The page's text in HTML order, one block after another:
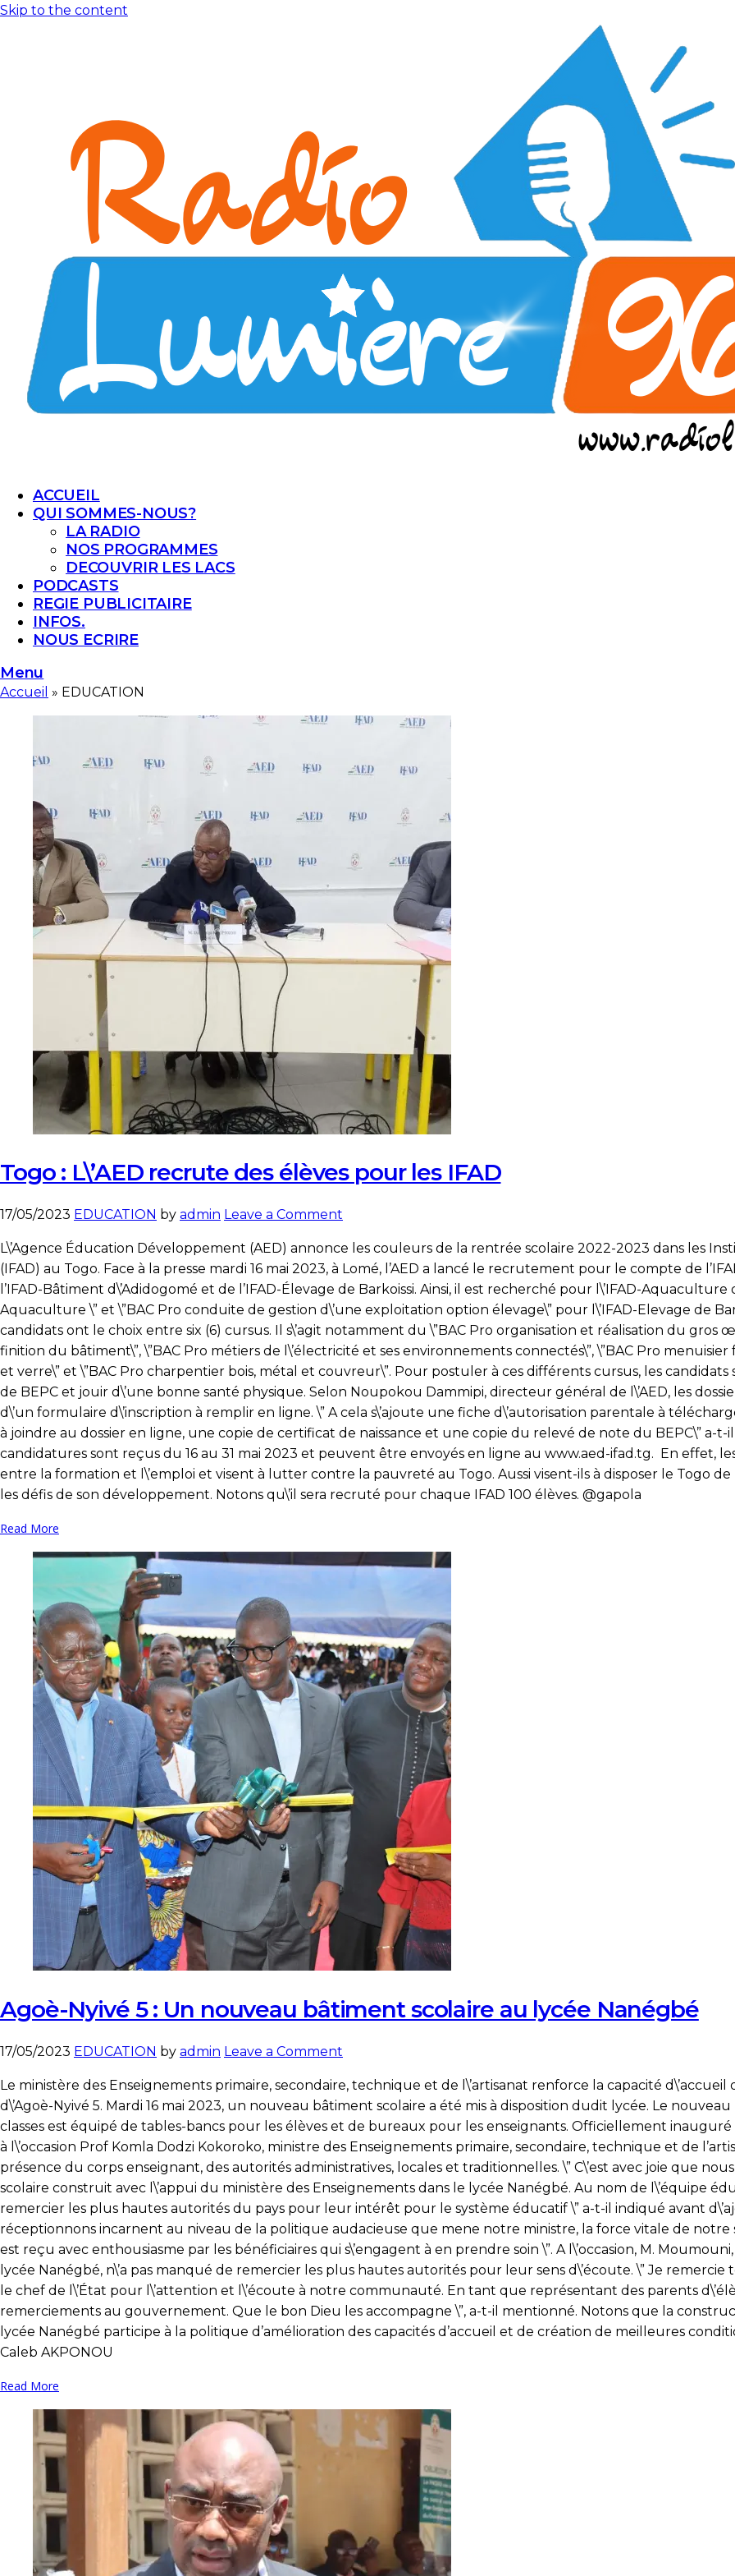
Skip to the content
ACCUEIL
QUI SOMMES-NOUS?
LA RADIO
NOS PROGRAMMES
DECOUVRIR LES LACS
PODCASTS
REGIE PUBLICITAIRE
INFOS.
NOUS ECRIRE
Menu
Accueil » EDUCATION
Togo : L\’AED recrute des élèves pour les IFAD
17/05/2023 EDUCATION by admin Leave a Comment
:
L\’AED
recrute
des
élèves
pour
les
IFAD
L\’Agence Éducation Développement (AED) annonce les couleurs de la rentrée scolaire 2022-2023 dans les
(IFAD) au Togo. Face à la presse mardi 16 mai 2023, à Lomé, l’AED a lancé le recrutement pour le compte de
l’IFAD-Bâtiment d\’Adidogomé et de l’IFAD-Élevage de Barkoissi. Ainsi, il est recherché pour l\’IFAD-Aquaculture
Aquaculture \” et \”BAC Pro conduite de gestion d\’une exploitation option élevage\” pour l\’IFAD-Elevage de
candidats ont le choix entre six (6) cursus. Il s\’agit notamment du \”BAC Pro organisation et réalisation du gros
finition du bâtiment\”, \”BAC Pro métiers de l\’électricité et ses environnements connectés\”, \”BAC Pro
et verre\” et \”BAC Pro charpentier bois, métal et couvreur\”. Pour postuler à ces différents cursus, les
de BEPC et jouir d\’une bonne santé physique. Selon Noupokou Dammipi, directeur général de l\’AED, les
d\’un formulaire d\’inscription à remplir en ligne. \” A cela s\’ajoute une fiche d\’autorisation parentale à
à joindre au dossier en ligne, une copie de certificat de naissance et une copie du relevé de note du BEPC\” a-t-
candidatures sont reçus du 16 au 31 mai 2023 et peuvent être envoyés en ligne au www.aed-ifad.tg. En effet,
entre la formation et l\’emploi et visent à lutter contre la pauvreté au Togo. Aussi visent-ils à disposer le Togo
les défis de son développement. Notons qu\’il sera recruté pour chaque IFAD 100 élèves. @gapola
Read More
Agoè-Nyivé 5 : Un nouveau bâtiment scolaire au lycée Nanégbé
17/05/2023 EDUCATION by admin Leave a Comment
Nyivé
5
:
Un
nouveau
bâtiment
scolaire
au
lycée
Nanégbé
Le ministère des Enseignements primaire, secondaire, technique et de l\’artisanat renforce la capacité
d\’Agoè-Nyivé 5. Mardi 16 mai 2023, un nouveau bâtiment scolaire a été mis à disposition dudit lycée. Le
classes est équipé de tables-bancs pour les élèves et de bureaux pour les enseignants. Officiellement
à l\’occasion Prof Komla Dodzi Kokoroko, ministre des Enseignements primaire, secondaire, technique et de
présence du corps enseignant, des autorités administratives, locales et traditionnelles. \” C\’est avec joie que
scolaire construit avec l\’appui du ministère des Enseignements dans le lycée Nanégbé. Au nom de l\’équipe
remercier les plus hautes autorités du pays pour leur intérêt pour le système éducatif \” a-t-il indiqué avant
réceptionnons incarnent au niveau de la politique audacieuse que mene notre ministre, la force vitale de
est reçu avec enthousiasme par les bénéficiaires qui s\’engagent à en prendre soin \”. A l\’occasion, M.
lycée Nanégbé, n\’a pas manqué de remercier les plus hautes autorités pour leur sens d\’écoute. \” Je
le chef de l\’État pour l\’attention et l\’écoute à notre communauté. En tant que représentant des parents
remerciements au gouvernement. Que le bon Dieu les accompagne \”, a-t-il mentionné. Notons que la
lycée Nanégbé participe à la politique d’amélioration des capacités d’accueil et de création de meilleures
Caleb AKPONOU
Read More